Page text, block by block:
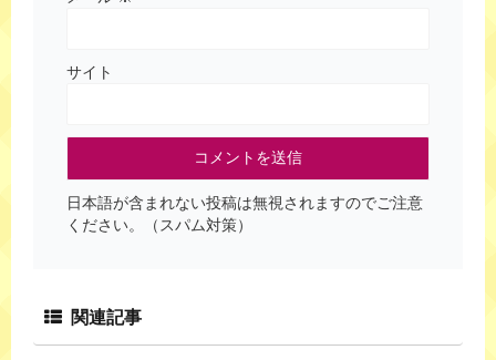
サイト
日本語が含まれない投稿は無視されますのでご注意
ください。（スパム対策）
関連記事